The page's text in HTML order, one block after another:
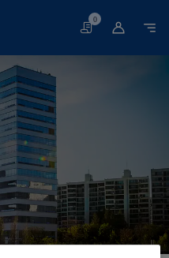
购
车
0